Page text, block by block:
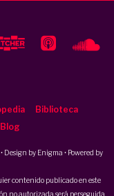
Biblioteca
Blog
Design by Enigma • Powered by
contenido publicado en este
no autorizada será perseguida